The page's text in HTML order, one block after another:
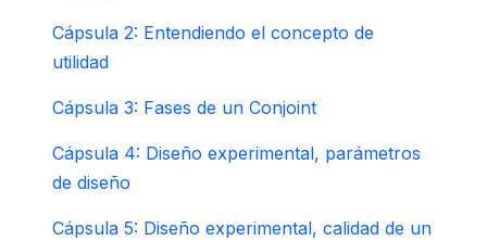
Cápsula 2: Entendiendo el concepto de
utilidad
Cápsula 3: Fases de un Conjoint
Cápsula 4: Diseño experimental, parámetros
de diseño
Cápsula 5: Diseño experimental, calidad de un